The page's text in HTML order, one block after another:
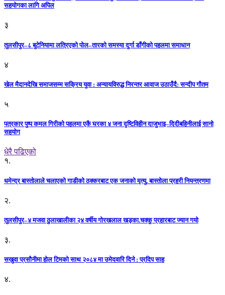
सहयोगका लागि अपिल
३
तुलसीपुर–८ बुटेनियामा लत्रिएको पोल–तारको समस्या दुर्गा डाँगीको पहलमा समाधान
४
खेल मैदानदेखि समाजसम्म सक्रिय युवा : अन्यायविरुद्ध निरन्तर आवाज उठाउँदै: सन्दीप गौतम
५
पत्रकार पुष्प कमल गिरीको पहलमा एकै घरका ४ जना दृष्टिविहीन दाजुभाइ–दिदीबहिनीलाई सानो
सहयोग
धेरै पढिएको
१.
धमेन्द्र बास्तोलाले चलाएको गाडीको ठक्करबाट एक जनाको मृत्यु, बास्तोला प्रहरी नियन्त्रणमा
२.
तुलसीपुर–४ मजवा ठुलाखालीका २४ वर्षीय गोरखलाल खड्का.चक्कु प्रहारबाट ज्यान गयो
३.
सखुवा प्रसौनीमा होल टिमको साथ २०८४ मा उमेदवारि दिने : प्रदिप साह
४.